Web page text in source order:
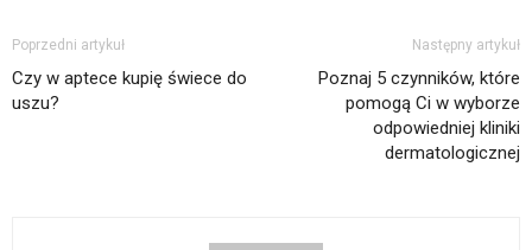
Poprzedni artykuł
Czy w aptece kupię świece do
uszu?
Następny artykuł
Poznaj 5 czynników, które
pomogą Ci w wyborze
odpowiedniej kliniki
dermatologicznej